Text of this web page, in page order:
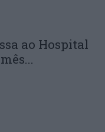
ao Hospital